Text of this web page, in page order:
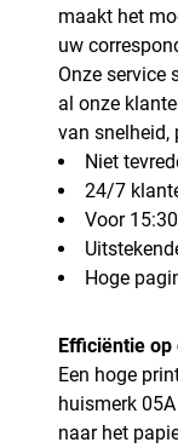
maakt het
uw
Onze service
al onze
van snelheid,
Niet
24/7
Voor
Hoge
Efficiëntie
Een hoge
huismerk
naar het